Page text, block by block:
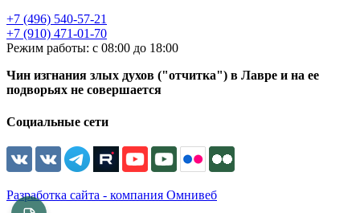
+7 (496) 540-57-21
+7 (910) 471-01-70
Режим работы: с 08:00 до 18:00
Чин изгнания злых духов ("отчитка") в Лавре и на ее
подворьях не совершается
Социальные сети
Разработка сайта - компания Омнивеб